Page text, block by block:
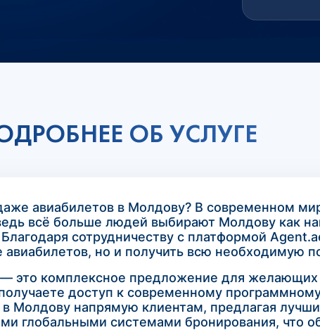
ОБ УСЛУГЕ
авиабилетов в Молдову? В современном
всё больше людей выбирают Молдову как
сотрудничеству с платформой
но и получить всю необходимую
это комплексное предложение для желающих
доступ к современному
в Молдову напрямую клиентам, предлагая
глобальными системами бронирования, что